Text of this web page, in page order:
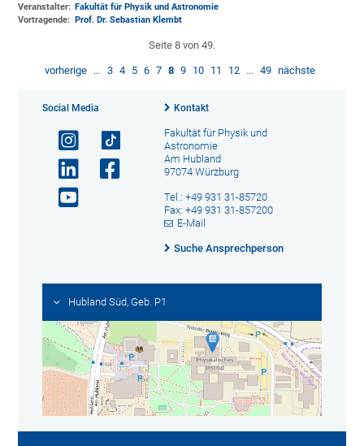
Veranstalter: Fakultät für Physik und Astronomie
Vortragende: Prof. Dr. Sebastian Klembt
Seite 8 von 49.
vorherige … 3 4 5 6 7 8 9 10 11 12 … 49 nächste
Social Media Kontakt
Fakultät für Physik und
Astronomie
Am Hubland
97074 Würzburg
Tel.: +49 931 31-85720
Fax: +49 931 31-857200
E-Mail
Suche Ansprechperson
Hubland Süd, Geb. P1